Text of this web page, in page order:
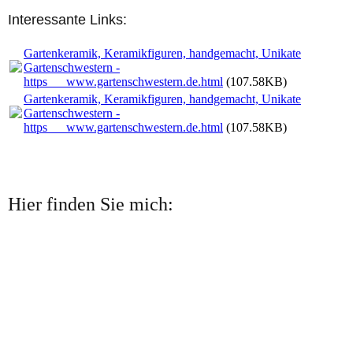
Interessante Links:
Gartenkeramik, Keramikfiguren, handgemacht, Unikate
Gartenschwestern -
https___www.gartenschwestern.de.html (107.58KB)
Gartenkeramik, Keramikfiguren, handgemacht, Unikate
Gartenschwestern -
https___www.gartenschwestern.de.html (107.58KB)
Hier finden Sie mich: